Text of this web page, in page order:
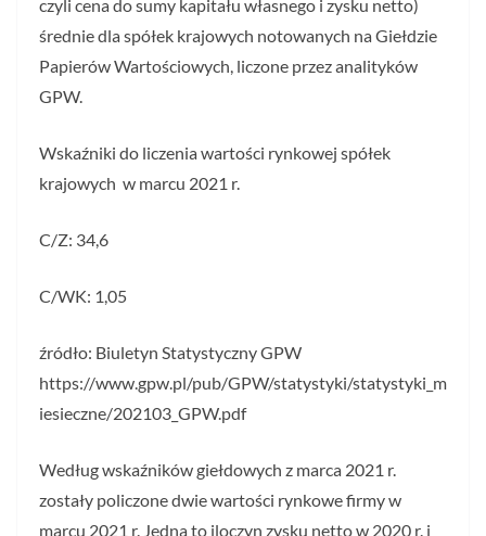
czyli cena do sumy kapitału własnego i zysku netto)
średnie dla spółek krajowych notowanych na Giełdzie
Papierów Wartościowych, liczone przez analityków
GPW.
Wskaźniki do liczenia wartości rynkowej spółek
krajowych w marcu 2021 r.
C/Z: 34,6
C/WK: 1,05
źródło: Biuletyn Statystyczny GPW
https://www.gpw.pl/pub/GPW/statystyki/statystyki_m
iesieczne/202103_GPW.pdf
Według wskaźników giełdowych z marca 2021 r.
zostały policzone dwie wartości rynkowe firmy w
marcu 2021 r. Jedna to iloczyn zysku netto w 2020 r. i